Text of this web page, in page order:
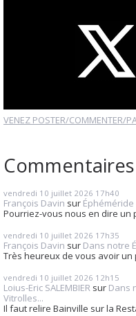
VENEZ POSTER/COMMENTER/
vendredi 10 juillet 2026 17h40
François Davin sur
Pourriez-vous nous en dire un
vendredi 10 juillet 2026 17h35
François Davin sur Dans notre
Très heureux de vous avoir un
vendredi 10 juillet 2026 12h15
Loius-Eric SALEMBIER sur Dans
Vitrolles...
Il faut relire Bainville sur la